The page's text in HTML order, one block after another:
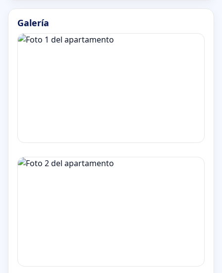
Galería